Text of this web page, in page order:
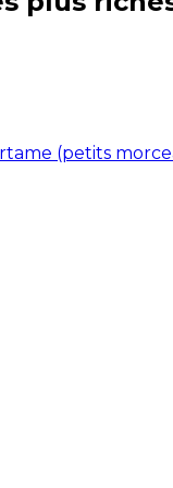
(petits